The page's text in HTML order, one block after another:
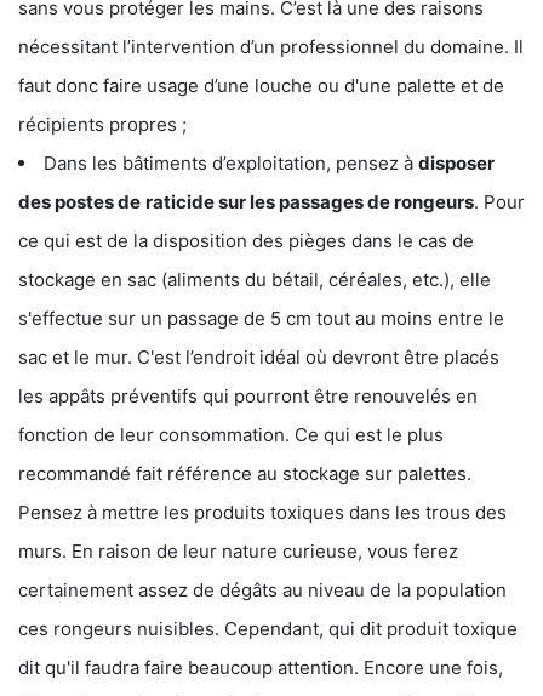
sans vous protéger les mains. C’est là une des raisons
nécessitant l’intervention d’un professionnel du domaine. Il
faut donc faire usage d’une louche ou d'une palette et de
récipients propres ;
Dans les bâtiments d’exploitation, pensez à disposer
des postes de raticide sur les passages de rongeurs. Pour
ce qui est de la disposition des pièges dans le cas de
stockage en sac (aliments du bétail, céréales, etc.), elle
s'effectue sur un passage de 5 cm tout au moins entre le
sac et le mur. C'est l’endroit idéal où devront être placés
les appâts préventifs qui pourront être renouvelés en
fonction de leur consommation. Ce qui est le plus
recommandé fait référence au stockage sur palettes.
Pensez à mettre les produits toxiques dans les trous des
murs. En raison de leur nature curieuse, vous ferez
certainement assez de dégâts au niveau de la population
ces rongeurs nuisibles. Cependant, qui dit produit toxique
dit qu'il faudra faire beaucoup attention. Encore une fois,